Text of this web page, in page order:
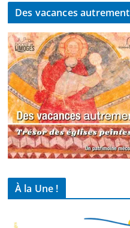
Des vacances autrement
À la Une !